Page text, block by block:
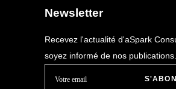
Newsletter
Recevez l'actualité d'aSpark
soyez informé de nos publications.